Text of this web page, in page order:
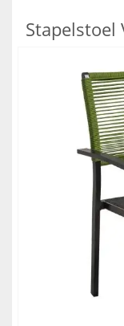
Stapelstoel